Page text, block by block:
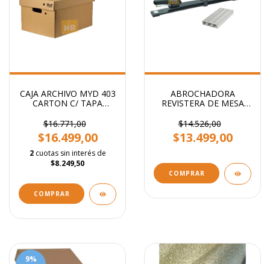
CAJA ARCHIVO MYD 403
CARTON C/ TAPA
CM
$16.771,00
$16.499,00
2 cuotas sin interés de
$8.249,50
COMPRAR
ABROCHADORA
REVISTERA DE MESA
$14.526,00
$13.499,00
9%